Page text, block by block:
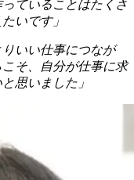
ていることはたくさ
いです」
りいい仕事につなが
そ、自分が仕事に求
思いました」